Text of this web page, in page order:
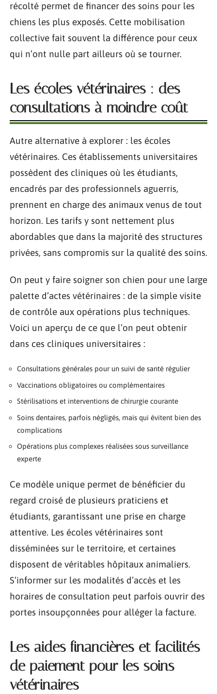
récolté permet de financer des soins pour les
chiens les plus exposés. Cette mobilisation
collective fait souvent la différence pour ceux
qui n’ont nulle part ailleurs où se tourner.
Les écoles vétérinaires : des
consultations à moindre coût
Autre alternative à explorer : les écoles
vétérinaires. Ces établissements universitaires
possèdent des cliniques où les étudiants,
encadrés par des professionnels aguerris,
prennent en charge des animaux venus de tout
horizon. Les tarifs y sont nettement plus
abordables que dans la majorité des structures
privées, sans compromis sur la qualité des soins.
On peut y faire soigner son chien pour une large
palette d’actes vétérinaires : de la simple visite
de contrôle aux opérations plus techniques.
Voici un aperçu de ce que l’on peut obtenir
dans ces cliniques universitaires :
Consultations générales pour un suivi de santé régulier
Vaccinations obligatoires ou complémentaires
Stérilisations et interventions de chirurgie courante
Soins dentaires, parfois négligés, mais qui évitent bien des
complications
Opérations plus complexes réalisées sous surveillance
experte
Ce modèle unique permet de bénéficier du
regard croisé de plusieurs praticiens et
étudiants, garantissant une prise en charge
attentive. Les écoles vétérinaires sont
disséminées sur le territoire, et certaines
disposent de véritables hôpitaux animaliers.
S’informer sur les modalités d’accès et les
horaires de consultation peut parfois ouvrir des
portes insoupçonnées pour alléger la facture.
Les aides financières et facilités
de paiement pour les soins
vétérinaires